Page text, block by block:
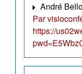
André
Par
https://